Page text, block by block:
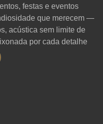
festas e eventos
que merecem —
acústica sem limite de
por cada detalhe